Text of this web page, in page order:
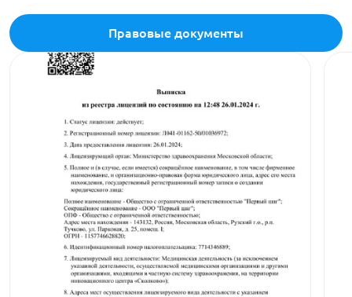
Правовые документы